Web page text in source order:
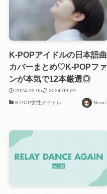
K-POPアイドルの日本語曲
カバーまとめ♡K-POPファ
ンが本気で12本厳選◎
2024-09-05 2024-09-29
K-POP女性アイドル Neon